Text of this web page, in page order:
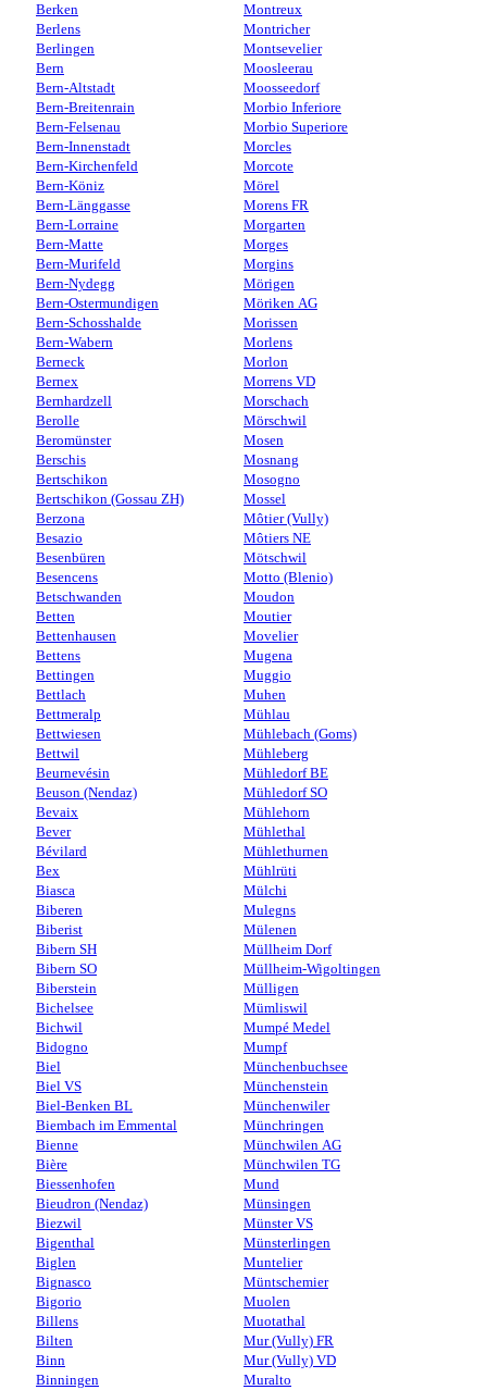
Berken
Berlens
Berlingen
Bern
Bern-Altstadt
Bern-Breitenrain
Bern-Felsenau
Bern-Innenstadt
Bern-Kirchenfeld
Bern-Köniz
Bern-Länggasse
Bern-Lorraine
Bern-Matte
Bern-Murifeld
Bern-Nydegg
Bern-Ostermundigen
Bern-Schosshalde
Bern-Wabern
Berneck
Bernex
Bernhardzell
Berolle
Beromünster
Berschis
Bertschikon
Bertschikon (Gossau ZH)
Berzona
Besazio
Besenbüren
Besencens
Betschwanden
Betten
Bettenhausen
Bettens
Bettingen
Bettlach
Bettmeralp
Bettwiesen
Bettwil
Beurnevésin
Beuson (Nendaz)
Bevaix
Bever
Bévilard
Bex
Biasca
Biberen
Biberist
Bibern SH
Bibern SO
Biberstein
Bichelsee
Bichwil
Bidogno
Biel
Biel VS
Biel-Benken BL
Biembach im Emmental
Bienne
Bière
Biessenhofen
Bieudron (Nendaz)
Biezwil
Bigenthal
Biglen
Bignasco
Bigorio
Billens
Bilten
Binn
Binningen
Montreux
Montricher
Montsevelier
Moosleerau
Moosseedorf
Morbio Inferiore
Morbio Superiore
Morcles
Morcote
Mörel
Morens FR
Morgarten
Morges
Morgins
Mörigen
Möriken AG
Morissen
Morlens
Morlon
Morrens VD
Morschach
Mörschwil
Mosen
Mosnang
Mosogno
Mossel
Môtier (Vully)
Môtiers NE
Mötschwil
Motto (Blenio)
Moudon
Moutier
Movelier
Mugena
Muggio
Muhen
Mühlau
Mühlebach (Goms)
Mühleberg
Mühledorf BE
Mühledorf SO
Mühlehorn
Mühlethal
Mühlethurnen
Mühlrüti
Mülchi
Mulegns
Mülenen
Müllheim Dorf
Müllheim-Wigoltingen
Mülligen
Mümliswil
Mumpé Medel
Mumpf
Münchenbuchsee
Münchenstein
Münchenwiler
Münchringen
Münchwilen AG
Münchwilen TG
Mund
Münsingen
Münster VS
Münsterlingen
Muntelier
Müntschemier
Muolen
Muotathal
Mur (Vully) FR
Mur (Vully) VD
Muralto